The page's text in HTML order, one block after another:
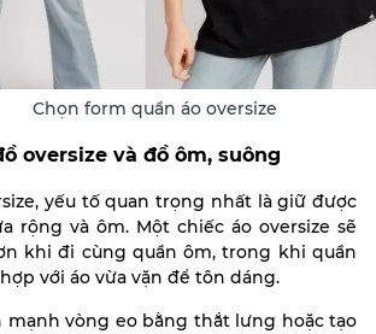
Chọn form quần áo oversize
oversize và đồ ôm, suông
yếu tố quan trọng nhất là giữ được
rộng và ôm. Một chiếc áo oversize sẽ
khi đi cùng quần ôm, trong khi quần
với áo vừa vặn để tôn dáng.
mạnh vòng eo bằng thắt lưng hoặc tạo